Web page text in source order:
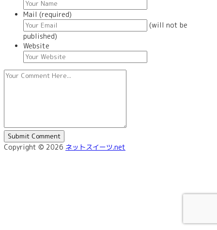
Mail (required)
(will not be
published)
Website
Copyright © 2026 ネットスイーツ.net